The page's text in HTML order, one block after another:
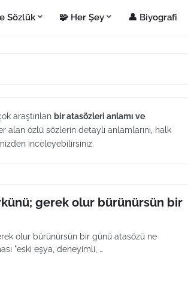
Sözlük 🧩 Her Şey 👤 Biyografi
araştırılan bir atasözleri anlamı ve
özlü sözlerin detaylı anlamlarını, halk
inceleyebilirsiniz.
gerek olur bürünürsün bir
olur bürünürsün bir günü atasözü ne
"eski eşya, deneyimli, …